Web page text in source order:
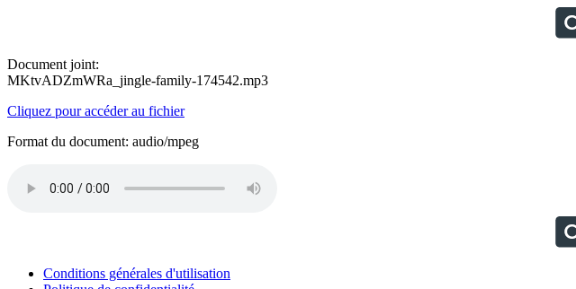
Document joint:
MKtvADZmWRa_jingle-family-174542.mp3
Cliquez pour accéder au fichier
Format du document: audio/mpeg
Conditions générales d'utilisation